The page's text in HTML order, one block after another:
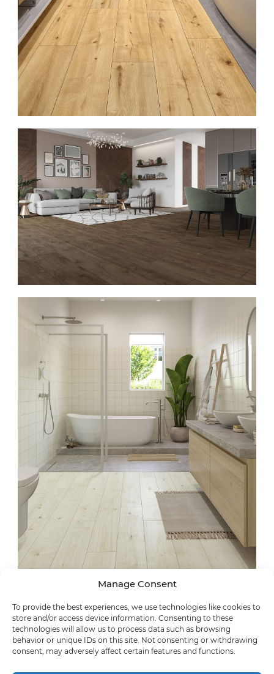
Manage Consent
To provide the best experiences, we use technologies like cookies to
store and/or access device information. Consenting to these
technologies will allow us to process data such as browsing
behavior or unique IDs on this site. Not consenting or withdrawing
consent, may adversely affect certain features and functions.